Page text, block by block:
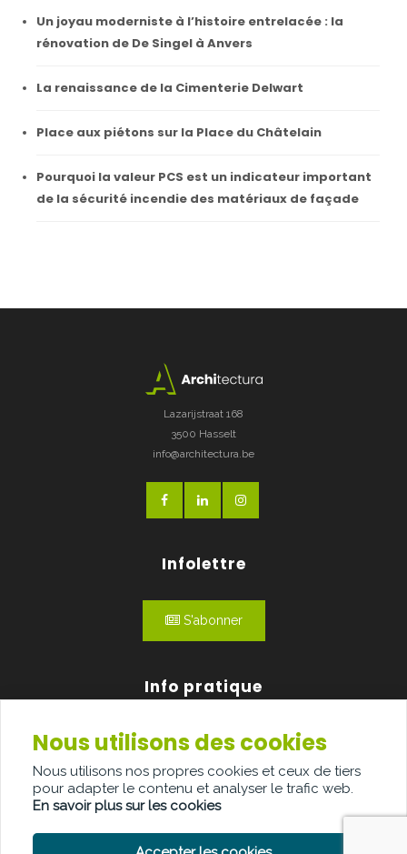
Un joyau moderniste à l’histoire entrelacée : la
rénovation de De Singel à Anvers
La renaissance de la Cimenterie Delwart
Place aux piétons sur la Place du Châtelain
Pourquoi la valeur PCS est un indicateur important
de la sécurité incendie des matériaux de façade
Lazarijstraat 168
3500 Hasselt
info@architectura.be
Infolettre
S'abonner
Info pratique
Qui sommes-nous?
Publicité
Contact
Nous utilisons des cookies
Nous utilisons nos propres cookies et ceux de tiers
pour adapter le contenu et analyser le trafic web.
En savoir plus sur les cookies